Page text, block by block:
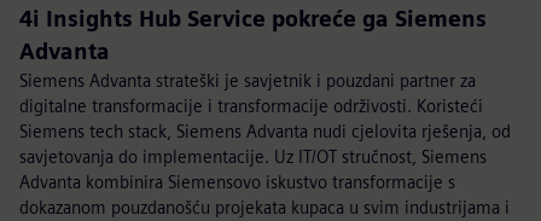
4i Insights Hub Service pokreće ga Siemens
Advanta
Siemens Advanta strateški je savjetnik i pouzdani partner za
digitalne transformacije i transformacije održivosti. Koristeći
Siemens tech stack, Siemens Advanta nudi cjelovita rješenja, od
savjetovanja do implementacije. Uz IT/OT stručnost, Siemens
Advanta kombinira Siemensovo iskustvo transformacije s
dokazanom pouzdanošću projekata kupaca u svim industrijama i